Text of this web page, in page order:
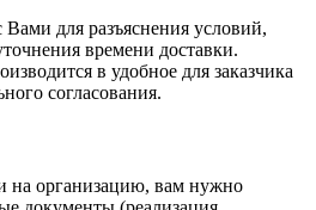
для разъяснения условий,
времени доставки.
в удобное для заказчика
согласования.
на организацию, вам нужно